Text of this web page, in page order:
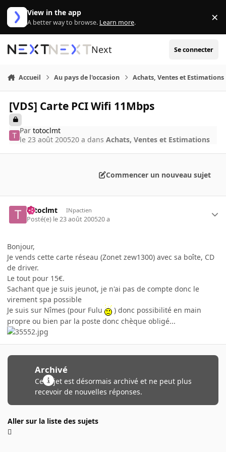
Aller au contenu
View in the app
A better way to browse. Learn more. ×
Next Se connecter
Accueil Au pays de l'occasion Achats, Ventes et Estimations
[VDS] Carte PCI Wifi 11Mbps
Partotoclmt
le 23 août 200520 a dansAchats, Ventes et Estimations
Commencer un nouveau sujet
totoclmt INpactien
Posté(e) le 23 août 200520 a
Bonjour,
Je vends cette carte réseau (Zonet zew1300) avec sa boîte, CD
de driver.
Le tout pour 15€.
Sachant que je suis jeunot, je n'ai pas de compte donc le
virement spa possible
Je suis sur Nîmes (pour Fulu
) donc possibilité en main
propre ou bien par la poste donc chèque obligé...
Archivé
Ce sujet est désormais archivé et ne peut plus
recevoir de nouvelles réponses.
Aller sur la liste des sujets